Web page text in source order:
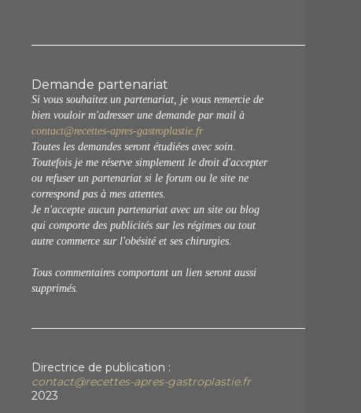
Demande partenariat
Si vous souhaitez un partenariat, je vous remercie de
bien vouloir m'adresser une demande par mail à
contact@recettes-apres-gastroplastie.fr
Toutes les demandes seront étudiées avec soin.
Toutefois je me réserve simplement le droit d'accepter
ou refuser un partenariat si le forum ou le site ne
correspond pas à mes attentes.
Je n'accepte aucun partenariat avec un site ou blog
qui comporte des publicités sur les régimes ou tout
autre commerce sur l'obésité et ses chirurgies.
Tous commentaires comportant un lien seront aussi
supprimés.
Directrice de publication :
contact@recettes-apres-gastroplastie.fr
2023